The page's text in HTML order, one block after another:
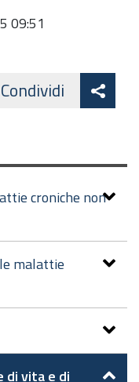
09:51
Condividi
croniche non
malattie
di vita e di